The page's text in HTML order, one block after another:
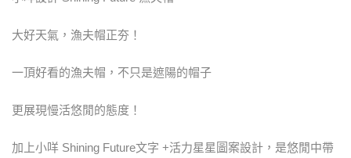
大好天氣，漁夫帽正夯！
一頂好看的漁夫帽，不只是遮陽的帽子
更展現慢活悠閒的態度！
加上小咩 Shining Future文字 +活力星星圖案設計，是悠閒中帶